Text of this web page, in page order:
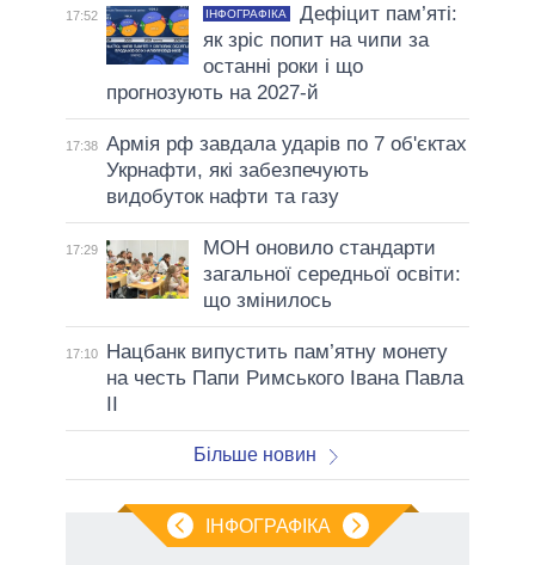
17:52 ІНФОГРАФІКА
Дефіцит пам’яті:
як зріс попит на чипи за
останні роки і що
прогнозують на 2027-й
17:38 Армія рф завдала ударів по 7 об'єктах
Укрнафти, які забезпечують
видобуток нафти та газу
17:29
МОН оновило стандарти
загальної середньої освіти:
що змінилось
17:10
Нацбанк випустить пам’ятну монету
на честь Папи Римського Івана Павла
II
Більше новин
ІНФОГРАФІКА